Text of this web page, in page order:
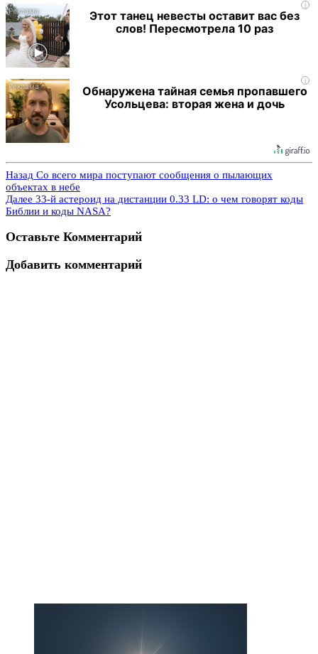
i
Этот танец невесты оставит вас без
слов! Пересмотрела 10 раз
i
Обнаружена тайная семья пропавшего
Усольцева: вторая жена и дочь
Назад Со всего мира поступают сообщения о пылающих
объектах в небе
Далее 33-й астероид на дистанции 0.33 LD: о чем говорят коды
Библии и коды NASA?
Оставьте Комментарий
Добавить комментарий